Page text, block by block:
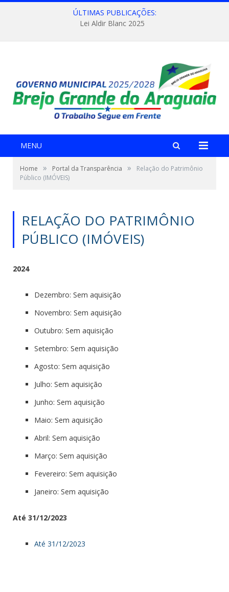
ÚLTIMAS PUBLICAÇÕES:
Lei Aldir Blanc 2025
MENU
Home » Portal da Transparência »
Relação do Patrimônio
Público (IMÓVEIS)
RELAÇÃO DO PATRIMÔNIO
PÚBLICO (IMÓVEIS)
2024
Dezembro: Sem aquisição
Novembro: Sem aquisição
Outubro: Sem aquisição
Setembro: Sem aquisição
Agosto: Sem aquisição
Julho: Sem aquisição
Junho: Sem aquisição
Maio: Sem aquisição
Abril: Sem aquisição
Março: Sem aquisição
Fevereiro: Sem aquisição
Janeiro: Sem aquisição
Até 31/12/2023
Até 31/12/2023